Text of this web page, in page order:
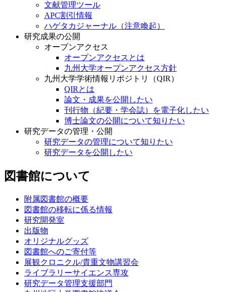
文献管理ツール
APC割引情報
ハゲタカジャーナル（注意喚起）
研究成果の公開
オープンアクセス
オープンアクセスとは
九州大学オープンアクセス方針
九州大学学術情報リポジトリ（QIR）
QIRとは
論文・成果を公開したい
刊行物（紀要・学会誌）を電子化したい
博士論文の公開について知りたい
研究データの管理・公開
研究データの管理について知りたい
研究データを公開したい
図書館について
附属図書館の概要
図書館の移転に係る情報
研究開発室
出版物
オリジナルグッズ
図書館へのご寄付等
展観クロニクル/貴重文物講習会
ライブラリーサイエンス専攻
研究データ管理支援部門